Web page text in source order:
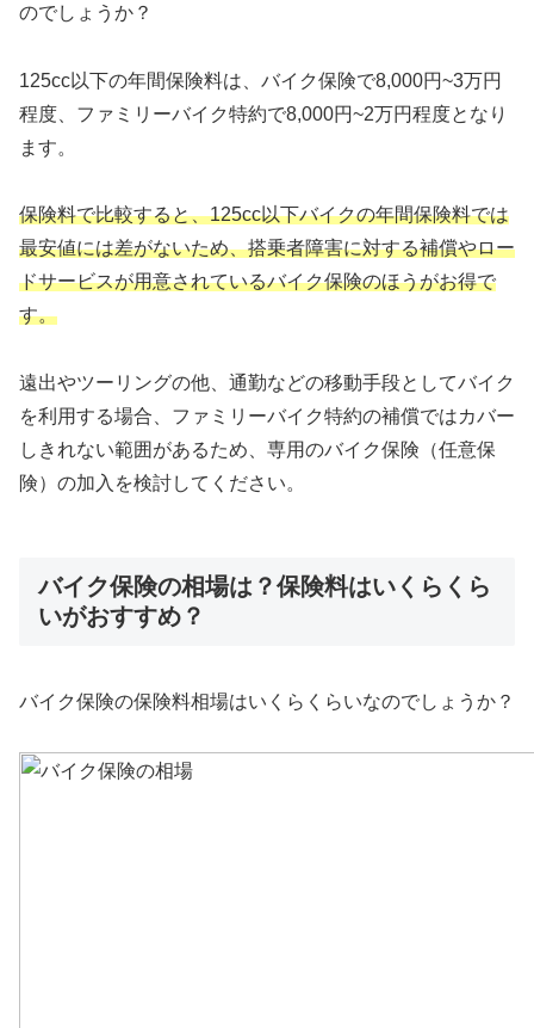
のでしょうか？
125cc以下の年間保険料は、バイク保険で8,000円~3万円
程度、ファミリーバイク特約で8,000円~2万円程度となり
ます。
保険料で比較すると、125cc以下バイクの年間保険料では
最安値には差がないため、搭乗者障害に対する補償やロー
ドサービスが用意されているバイク保険のほうがお得で
す。
遠出やツーリングの他、通勤などの移動手段としてバイク
を利用する場合、ファミリーバイク特約の補償ではカバー
しきれない範囲があるため、専用のバイク保険（任意保
険）の加入を検討してください。
バイク保険の相場は？保険料はいくらくら
いがおすすめ？
バイク保険の保険料相場はいくらくらいなのでしょうか？